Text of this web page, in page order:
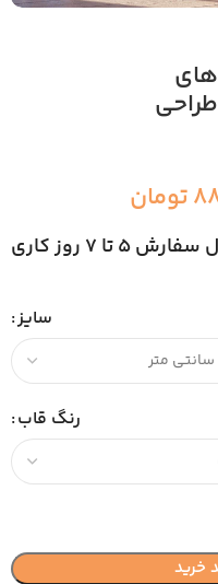
تومان
5 تا 7 روز کاری
سایز
رنگ قاب
خرید